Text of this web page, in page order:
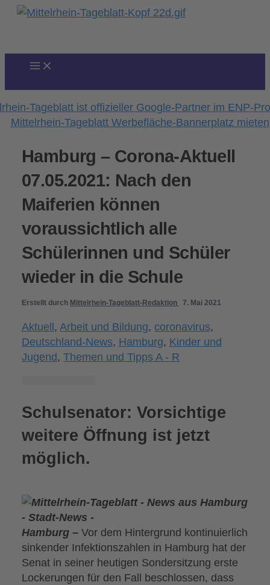
Zum
Hamburg – Corona-Aktuell
07.05.2021: Nach den
Maiferien können
voraussichtlich alle
Schülerinnen und Schüler
wieder in die Schule
Erstellt durch Mittelrhein-Tageblatt-Redaktion 7. Mai 2021
Aktuell,Arbeit und Bildung, coronavirus,
Deutschland-News, Hamburg, Kinder und
Jugend,Themen und Tipps A - R
Schulsenator: Vorsichtige
weitere Öffnung ist jetzt
möglich.
Hamburg – Vor dem Hintergrund kontinuierlich
sinkender Infektionszahlen in Hamburg hat der
Senat in seiner heutigen Sondersitzung erste
Lockerungen für den Fall beschlossen, dass